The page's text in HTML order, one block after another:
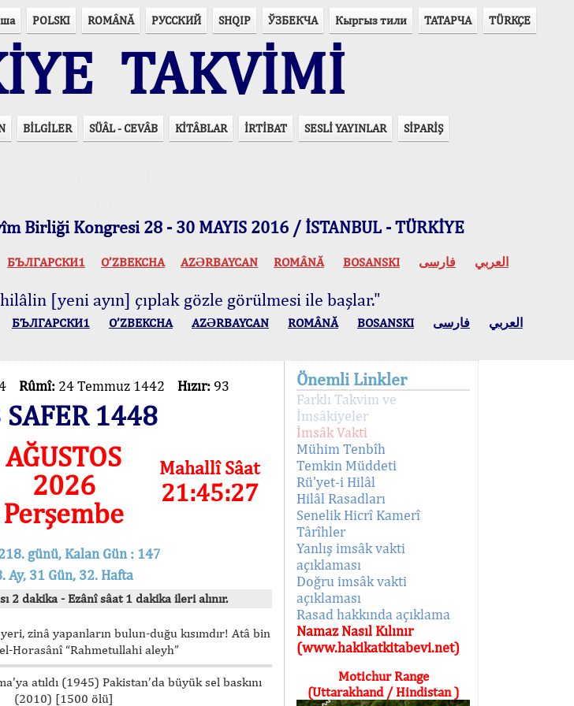
POLSKI ROMÂNĂ РУССКИЙ SHQIP ЎЗБЕКЧА Кыргыз тили ТАТАРЧА TÜRKÇE
TAKVİMİ
BİLGİLER SÜÂL - CEVÂB KİTÂBLAR İRTİBAT SESLİ YAYINLAR SİPARİŞ
Birliği Kongresi 28 - 30 MAYIS 2016 / İSTANBUL - TÜRKİYE
БЪЛГАРСКИ1 O’ZBEKCHA AZӘRBAYCAN ROMÂNĂ BOSANSKI العربي فارسی
[yeni ayın] çıplak gözle görülmesi ile başlar."
БЪЛГАРСКИ1 O’ZBEKCHA AZӘRBAYCAN ROMÂNĂ BOSANSKI العربي فارسی
Rûmî: 24 Temmuz 1442 Hızır: 93
SAFER 1448
AĞUSTOS
2026
Perşembe
Mahallî Sâat
21:45:27
218. günü, Kalan Gün : 147
Ay, 31 Gün, 32. Hafta
2 dakika - Ezânî sâat 1 dakika ileri alınır.
zinâ yapanların bulun-duğu kısımdır! Atâ bin
Horasânî “Rahmetullahi aleyh”
atıldı (1945) Pakistan’da büyük sel baskını
(2010) [1500 ölü]
Önemli Linkler
Farklı Takvim ve
İmsâkiyeler
İmsâk Vakti
Mühim Tenbîh
Temkin Müddeti
Rü'yet-i Hilâl
Hilâl Rasadları
Senelik Hicrî Kamerî
Târîhler
Yanlış imsâk vakti
açıklaması
Doğru imsâk vakti
açıklaması
Rasad hakkında açıklama
Namaz Nasıl Kılınır
(www.hakikatkitabevi.net)
Motichur Range
(Uttarakhand / Hindistan )